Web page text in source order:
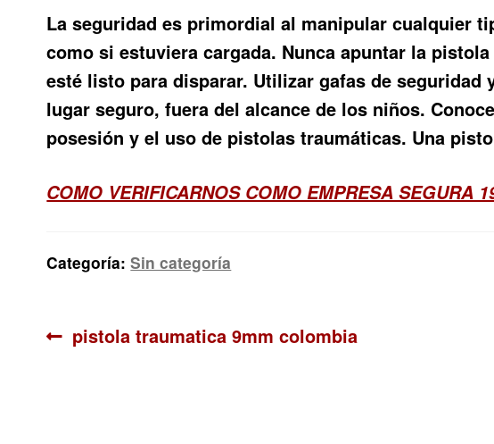
La seguridad es primordial al manipular cualquier
como si estuviera cargada. Nunca apuntar la
esté listo para disparar. Utilizar gafas de
lugar seguro, fuera del alcance de los niños.
posesión y el uso de pistolas traumáticas. Una
COMO VERIFICARNOS COMO EMPRESA SEGURA
Categoría:Sin categoría
Navegación
Anterior:
pistola traumatica 9mm colombia